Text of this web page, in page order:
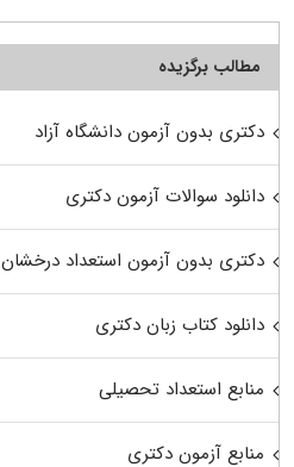
مطالب برگزیده
دکتری بدون آزمون دانشگاه آزاد
دانلود سوالات آزمون دکتری
دکتری بدون آزمون استعداد درخشان
دانلود کتاب زبان دکتری
منابع استعداد تحصیلی
منابع آزمون دکتری